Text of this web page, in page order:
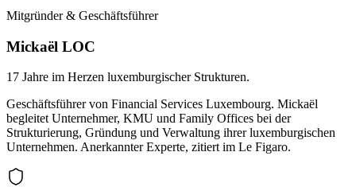
Mitgründer & Geschäftsführer
Mickaël LOC
17 Jahre im Herzen luxemburgischer Strukturen.
Geschäftsführer von Financial Services Luxembourg. Mickaël
begleitet Unternehmer, KMU und Family Offices bei der
Strukturierung, Gründung und Verwaltung ihrer luxemburgischen
Unternehmen. Anerkannter Experte, zitiert im Le Figaro.